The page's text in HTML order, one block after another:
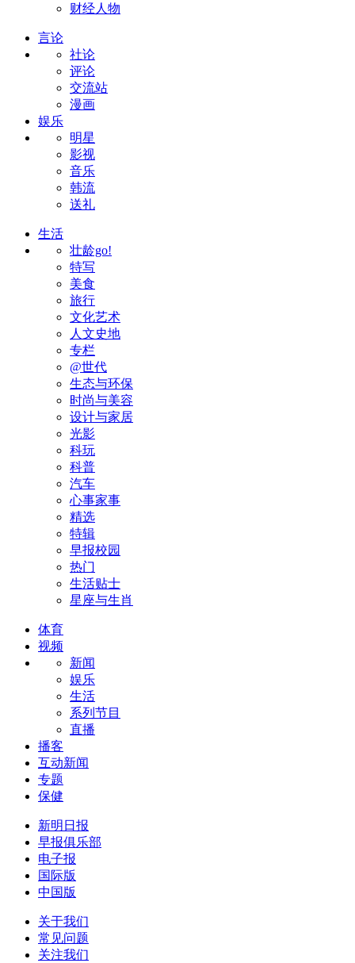
财经人物
言论
社论
评论
交流站
漫画
娱乐
明星
影视
音乐
韩流
送礼
生活
壮龄go!
特写
美食
旅行
文化艺术
人文史地
专栏
@世代
生态与环保
时尚与美容
设计与家居
光影
科玩
科普
汽车
心事家事
精选
特辑
早报校园
热门
生活贴士
星座与生肖
体育
视频
新闻
娱乐
生活
系列节目
直播
播客
互动新闻
专题
保健
新明日报
早报俱乐部
电子报
国际版
中国版
关于我们
常见问题
关注我们